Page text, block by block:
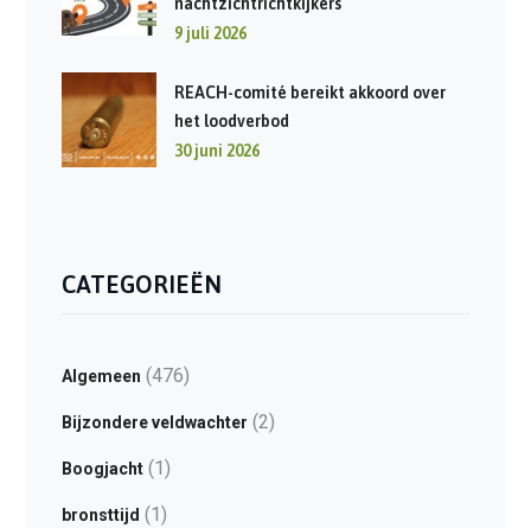
nachtzichtrichtkijkers
9 juli 2026
REACH-comité bereikt akkoord over
het loodverbod
30 juni 2026
CATEGORIEËN
Algemeen (476)
Bijzondere veldwachter (2)
Boogjacht(1)
bronsttijd (1)